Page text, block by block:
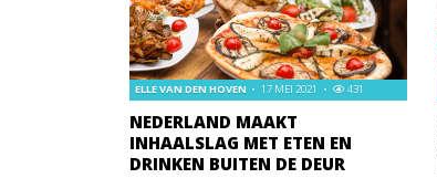
NEDERLAND MAAKT
INHAALSLAG MET ETEN EN
DRINKEN BUITEN DE DEUR
ELLE VAN DEN HOVEN 17 MEI 2021 431